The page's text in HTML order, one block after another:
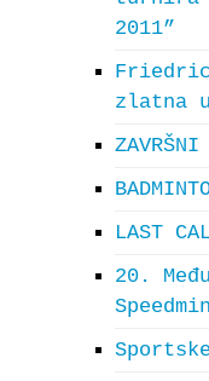
2011”
zlatna
LAST
20.